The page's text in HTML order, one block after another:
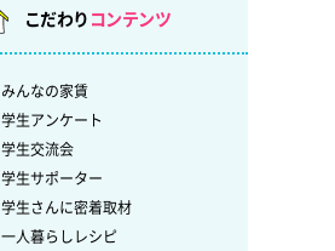
こだわり コンテンツ
みんなの家賃
学生アンケート
学生交流会
学生サポーター
学生さんに密着取材
一人暮らしレシピ